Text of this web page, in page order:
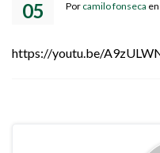
05 Por camilo fonseca en
https://youtu.be/